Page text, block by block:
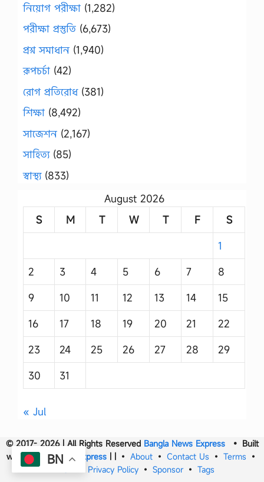
নিয়োগ পরীক্ষা (1,282)
পরীক্ষা প্রস্তুতি (6,673)
প্রশ্ন সমাধান (1,940)
রূপচর্চা (42)
রোগ প্রতিরোধ(381)
শিক্ষা (8,492)
সাজেশন (2,167)
সাহিত্য(85)
স্বাস্থ্য(833)
August 2026
S
M T W T F
S
1
2
3 4 5 6 7
8
9
10 11 12 13 14
15
16
17 18 19 20 21
22
23
24 25 26 27 28
29
30
31
« Jul
© 2017- 2026 | All Rights Reserved Bangla News Express• Built
withBangla News Express | | • About • Contact Us • Terms •
Privacy Policy • Sponsor • Tags
BN